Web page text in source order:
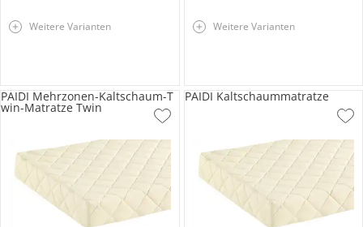
Weitere Varianten Weitere Varianten
PAIDI Mehrzonen-Kaltschaum-T
win-Matratze Twin
PAIDI Kaltschaummatratze